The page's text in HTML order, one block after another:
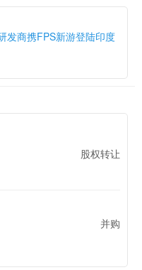
发商携FPS新游登陆印度
股权转让
并购